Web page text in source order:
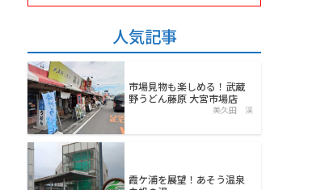
人気記事
市場見物も楽しめる！武蔵
野うどん藤原 大宮市場店
美久田 渓
霞ケ浦を展望！あそう温泉